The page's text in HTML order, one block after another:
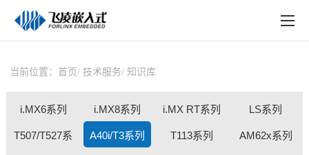
在线购买
当前位置： 首页 技术服务 知识库
i.MX6系列 i.MX8系列 i.MX RT系列 LS系列
T507/T527系 A40i/T3系列 T113系列 AM62x系列